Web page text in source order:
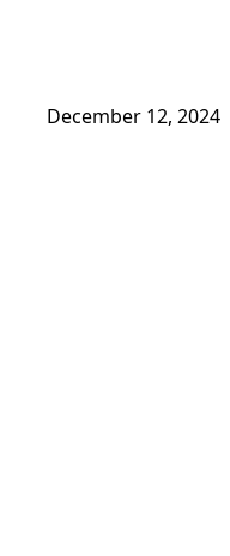
December 12, 2024